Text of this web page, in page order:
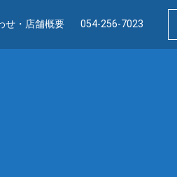
せ・店舗概要 054-256-7023